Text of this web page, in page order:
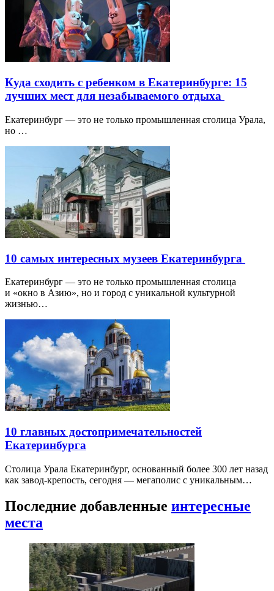
Куда сходить с ребенком в Екатеринбурге: 15
лучших мест для незабываемого отдыха
Екатеринбург — это не только промышленная столица Урала,
но …
10 самых интересных музеев Екатеринбурга
Екатеринбург — это не только промышленная столица
и «окно в Азию», но и город с уникальной культурной
жизнью…
10 главных достопримечательностей
Екатеринбурга
Столица Урала Екатеринбург, основанный более 300 лет назад
как завод-крепость, сегодня — мегаполис с уникальным…
Последние добавленные интересные
места